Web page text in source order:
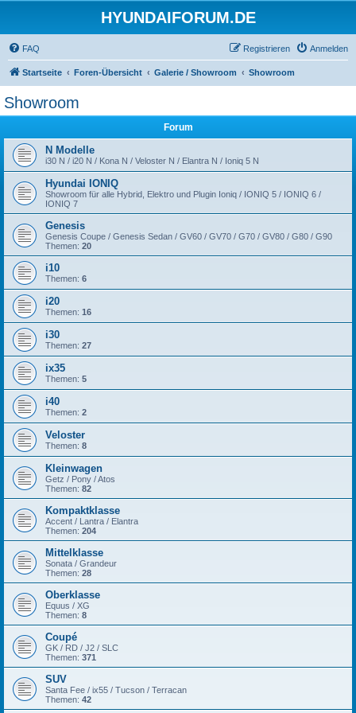
HYUNDAIFORUM.DE
FAQ Anmelden
Registrieren
Startseite Foren-Übersicht Galerie / Showroom Showroom
Showroom
Forum
N Modelle
i30 N / i20 N / Kona N / Veloster N / Elantra N / Ioniq 5 N
Hyundai IONIQ
Showroom für alle Hybrid, Elektro und Plugin Ioniq / IONIQ 5 / IONIQ 6 /
IONIQ 7
Genesis
Genesis Coupe / Genesis Sedan / GV60 / GV70 / G70 / GV80 / G80 / G90
Themen: 20
i10
Themen: 6
i20
Themen: 16
i30
Themen: 27
ix35
Themen: 5
i40
Themen: 2
Veloster
Themen: 8
Kleinwagen
Getz / Pony / Atos
Themen: 82
Kompaktklasse
Accent / Lantra / Elantra
Themen: 204
Mittelklasse
Sonata / Grandeur
Themen: 28
Oberklasse
Equus / XG
Themen: 8
Coupé
GK / RD / J2 / SLC
Themen: 371
SUV
Santa Fee / ix55 / Tucson / Terracan
Themen: 42